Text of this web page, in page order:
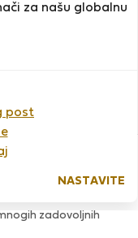
za našu globalnu
post
NASTAVITE
zadovoljnih